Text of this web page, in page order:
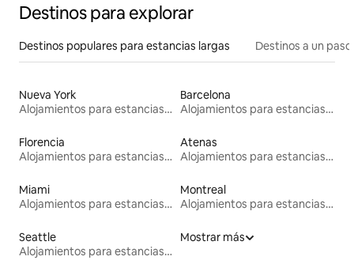
Destinos para explorar
Destinos populares para estancias largas Destinos a un
Nueva York
Alojamientos para estancias largas
Barcelona
Alojamientos para estancias largas
Florencia
Alojamientos para estancias largas
Atenas
Alojamientos para estancias largas
Miami
Alojamientos para estancias largas
Montreal
Alojamientos para estancias largas
Seattle
Alojamientos para estancias largas
Mostrar más